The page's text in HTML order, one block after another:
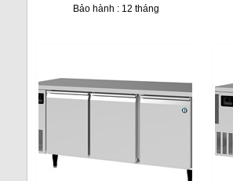
Bảo hành : 12 tháng